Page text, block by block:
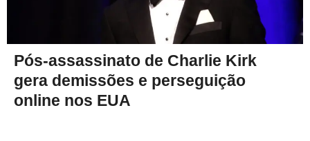
Pós-assassinato de Charlie Kirk
gera demissões e perseguição
online nos EUA